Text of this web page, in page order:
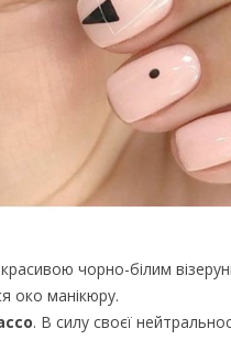
красивою чорно-білим
око манікюру.
. В силу своєї